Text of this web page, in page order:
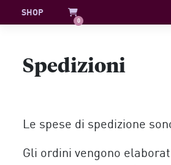
Skip
to
SHOP
0
Spedizioni
Le spese di spedizione
Gli ordini vengono